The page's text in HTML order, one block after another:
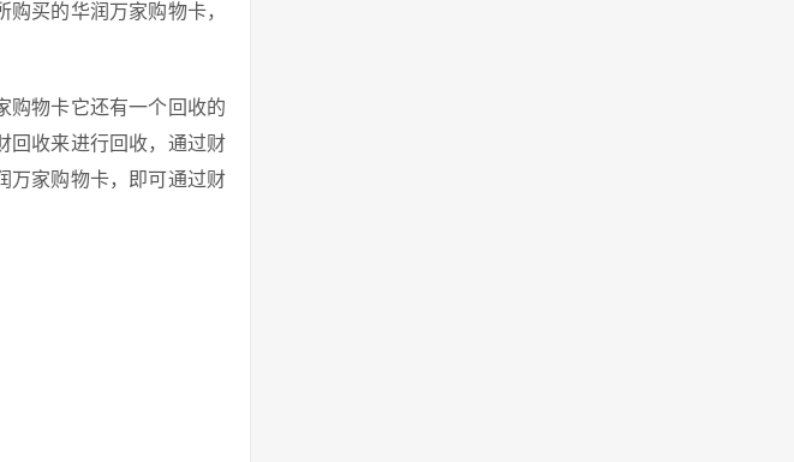
买的华润万家购物卡，
购物卡它还有一个回收的
回收来进行回收，通过财
万家购物卡，即可通过财